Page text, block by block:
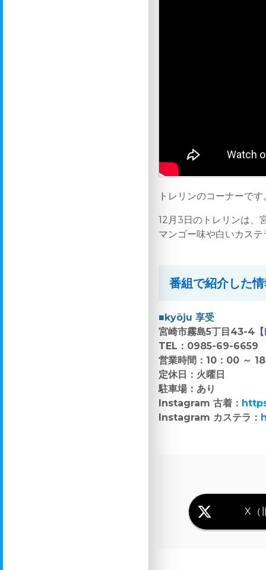
トレリンのコーナーです
12月3日のトレリンは、
マンゴー味や白いカス
番組で紹介した
■kyōju 享受
宮崎市霧島5丁目43-4【
TEL：0985-69-6659
営業時間：10：00 ～
定休日：火曜日
駐車場：あり
Instagram 古着：
Instagram カステラ：
X（